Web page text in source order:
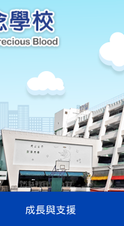
成長與支援